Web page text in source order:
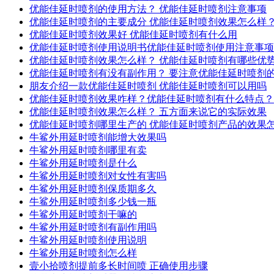
优能佳延时喷剂的使用方法？ 优能佳延时喷剂注意事项
优能佳延时喷剂的主要成分 优能佳延时喷剂效果怎么样？
优能佳延时喷剂效果好 优能佳延时喷剂有什么用
优能佳延时喷剂使用说明书优能佳延时喷剂使用注意事项
优能佳延时喷剂效果怎么样？ 优能佳延时喷剂有哪些优
优能佳延时喷剂有没有副作用？ 要注意优能佳延时喷剂
朋友介绍一款优能佳延时喷剂 优能佳延时喷剂可以用吗
优能佳延时喷剂效果咋样？优能佳延时喷剂有什么特点？
优能佳延时喷剂效果怎么样？ 五方面来说它的实际效果
优能佳延时喷剂哪里生产的 优能佳延时喷剂产品的效果
牛鲨外用延时喷剂能增大效果吗
牛鲨外用延时喷剂哪里有卖
牛鲨外用延时喷剂是什么
牛鲨外用延时喷剂对女性有害吗
牛鲨外用延时喷剂保质期多久
牛鲨外用延时喷剂多少钱一瓶
牛鲨外用延时喷剂干嘛的
牛鲨外用延时喷剂有副作用吗
牛鲨外用延时喷剂使用说明
牛鲨外用延时喷剂怎么样
壹小拾喷剂提前多长时间喷 正确使用步骤